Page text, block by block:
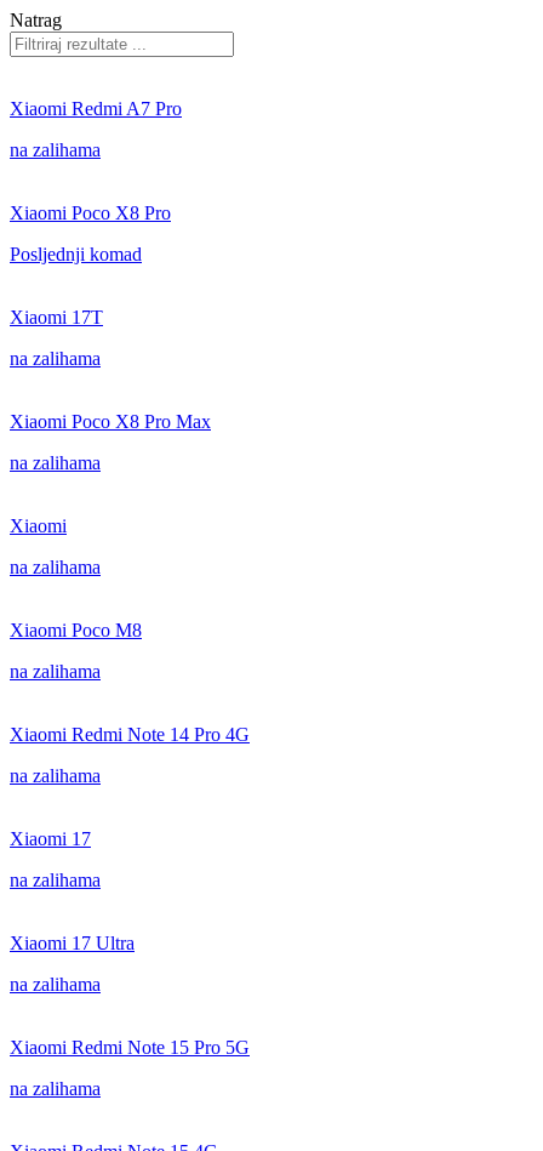
Natrag
Xiaomi Redmi A7 Pro
na zalihama
Xiaomi Poco X8 Pro
Posljednji komad
Xiaomi 17T
na zalihama
Xiaomi Poco X8 Pro Max
na zalihama
Xiaomi
na zalihama
Xiaomi Poco M8
na zalihama
Xiaomi Redmi Note 14 Pro 4G
na zalihama
Xiaomi 17
na zalihama
Xiaomi 17 Ultra
na zalihama
Xiaomi Redmi Note 15 Pro 5G
na zalihama